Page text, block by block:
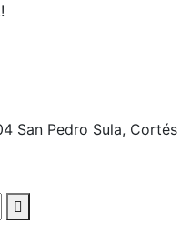
San Pedro Sula, Cortés